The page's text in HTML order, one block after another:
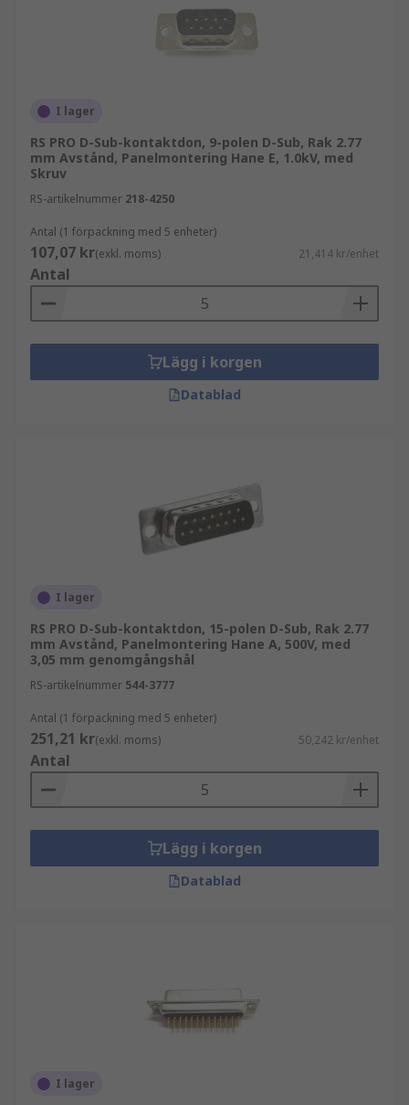
driftsäkerhet. RS erbjuder teknisk expertis som
hjälper dig att välja rätt komponent.
finns även d sub-kontaktdon från RS PRO, vårt
eget varumärke som kombinerar kvalitet,
tillförlitlighet och konkurrenskraftigt pris. RS
PRO är ett tryggt val för professionella
Relaterade kategorier och tillbehör
För en
komplett installation kan det vara relevant att
även se närliggande produkter och tillbehör:
Cirkulära kontaktdon
Utforska vårt utbud av d sub-kontakter och välj
komponenter som möter dina tekniska och
kommersiella krav.
I lager
RS PRO D-Sub-kontaktdon, 9-polen D-Sub, Rak 2.77
mm Avstånd, Panelmontering Hane E, 1.0kV, med
Skruv
RS-artikelnummer 218-4250
Antal (1 förpackning med 5 enheter)
107,07 kr(exkl. moms) 21,414 kr/enhet
Antal
Lägg i korgen
Datablad
I lager
RS PRO D-Sub-kontaktdon, 15-polen D-Sub, Rak 2.77
mm Avstånd, Panelmontering Hane A, 500V, med
3,05 mm genomgångshål
RS-artikelnummer 544-3777
Antal (1 förpackning med 5 enheter)
251,21 kr(exkl. moms) 50,242 kr/enhet
Antal
Lägg i korgen
Datablad
I lager